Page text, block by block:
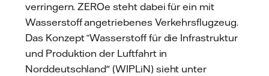
verringern. ZEROe steht dabei für ein mit
Wasserstoff angetriebenes Verkehrsflugzeug.
Das Konzept “Wasserstoff für die Infrastruktur
und Produktion der Luftfahrt in
Norddeutschland" (WIPLiN) sieht unter